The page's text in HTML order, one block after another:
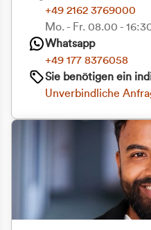
+49 2162 3769000
Mo. - Fr. 08.00 -
Whatsapp
+49 177 8376058
Sie benötigen ein
Unverbindliche